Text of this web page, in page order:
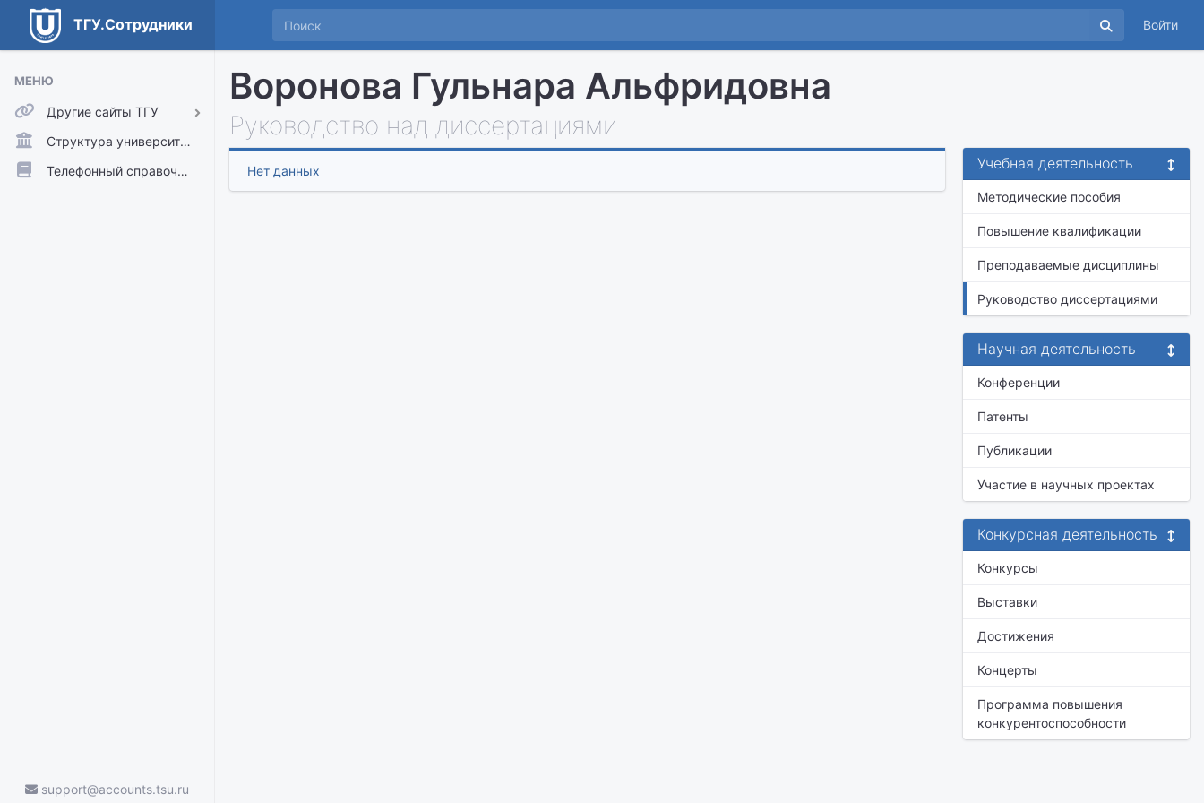
ТГУ.Сотрудники Войти
МЕНЮ
Другие сайты ТГУ
ТГУ.Аккаунты
ТГУ.Расписание
Структура университета
Телефонный справочник
support@accounts.tsu.ru
Воронова Гульнара Альфридовна
Руководство над диссертациями
Нет данных Учебная деятельность
Методические пособия
Повышение квалификации
Преподаваемые дисциплины
Руководство диссертациями
Научная деятельность
Конференции
Патенты
Публикации
Участие в научных проектах
Конкурсная деятельность
Конкурсы
Выставки
Достижения
Концерты
Программа повышения
конкурентоспособности